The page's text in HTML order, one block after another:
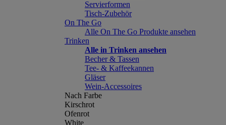
Servierformen
Tisch-Zubehör
On The Go
Alle On The Go Produkte ansehen
Trinken
Alle in Trinken ansehen
Becher & Tassen
Tee- & Kaffeekannen
Gläser
Wein-Accessoires
Nach Farbe
Kirschrot
Ofenrot
White